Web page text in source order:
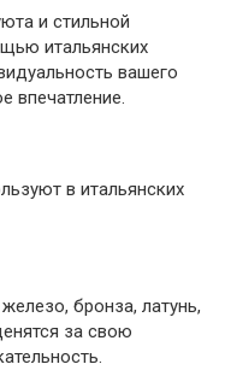
и стильной
итальянских
вашего
впечатление.
в итальянских
бронза, латунь,
за свою